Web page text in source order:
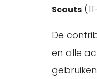
Scouts
De
en alle